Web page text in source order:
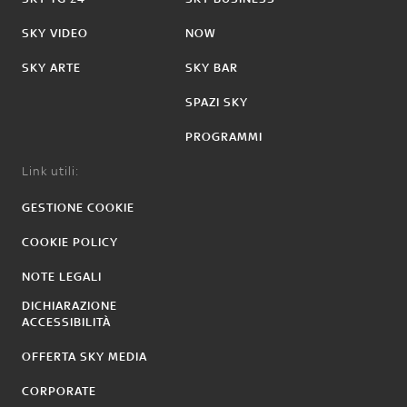
SKY VIDEO
SKY ARTE
NOW
SKY BAR
SPAZI SKY
PROGRAMMI
Link utili:
GESTIONE COOKIE
COOKIE POLICY
NOTE LEGALI
DICHIARAZIONE
ACCESSIBILITÀ
OFFERTA SKY MEDIA
CORPORATE